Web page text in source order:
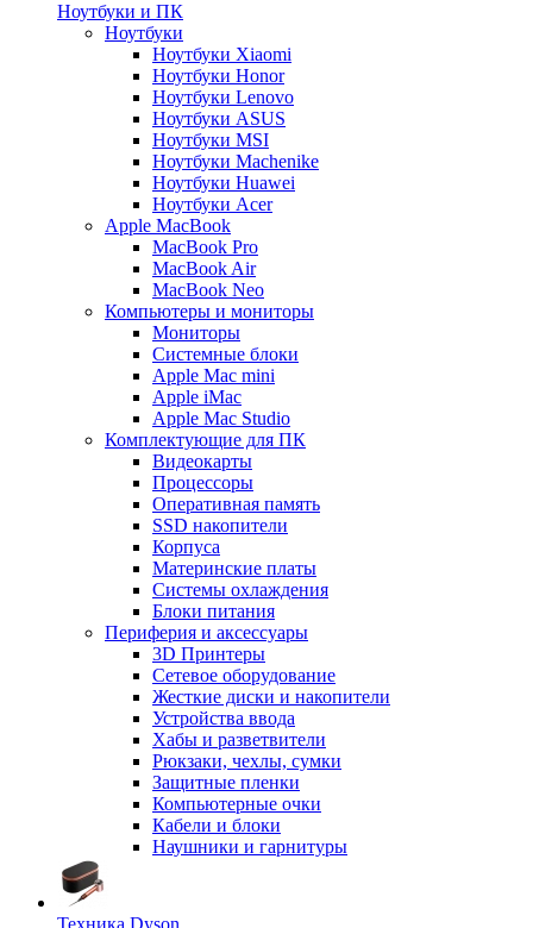
Ноутбуки и ПК
Ноутбуки
Ноутбуки Xiaomi
Ноутбуки Honor
Ноутбуки Lenovo
Ноутбуки ASUS
Ноутбуки MSI
Ноутбуки Machenike
Ноутбуки Huawei
Ноутбуки Acer
Apple MacBook
MacBook Pro
MacBook Air
MacBook Neo
Компьютеры и мониторы
Мониторы
Системные блоки
Apple Mac mini
Apple iMac
Apple Mac Studio
Комплектующие для ПК
Видеокарты
Процессоры
Оперативная память
SSD накопители
Корпуса
Материнские платы
Системы охлаждения
Блоки питания
Периферия и аксессуары
3D Принтеры
Сетевое оборудование
Жесткие диски и накопители
Устройства ввода
Хабы и разветвители
Рюкзаки, чехлы, сумки
Защитные пленки
Компьютерные очки
Кабели и блоки
Наушники и гарнитуры
Техника Dyson